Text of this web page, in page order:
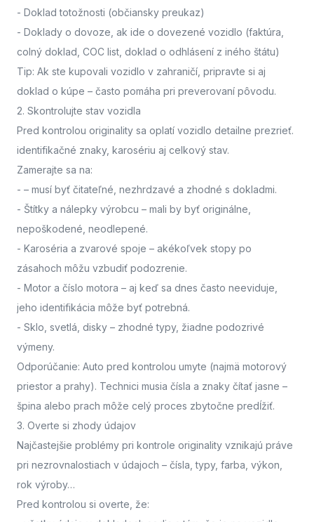
- Doklad totožnosti (občiansky preukaz)
- Doklady o dovoze, ak ide o dovezené vozidlo (faktúra,
colný doklad, COC list, doklad o odhlásení z iného štátu)
Tip: Ak ste kupovali vozidlo v zahraničí, pripravte si aj
doklad o kúpe – často pomáha pri preverovaní pôvodu.
2. Skontrolujte stav vozidla
Pred kontrolou originality sa oplatí vozidlo detailne prezrieť.
identifikačné znaky, karosériu aj celkový stav.
Zamerajte sa na:
- – musí byť čitateľné, nezhrdzavé a zhodné s dokladmi.
- Štítky a nálepky výrobcu – mali by byť originálne,
nepoškodené, neodlepené.
- Karoséria a zvarové spoje – akékoľvek stopy po
zásahoch môžu vzbudiť podozrenie.
- Motor a číslo motora – aj keď sa dnes často neeviduje,
jeho identifikácia môže byť potrebná.
- Sklo, svetlá, disky – zhodné typy, žiadne podozrivé
výmeny.
Odporúčanie: Auto pred kontrolou umyte (najmä motorový
priestor a prahy). Technici musia čísla a znaky čítať jasne –
špina alebo prach môže celý proces zbytočne predĺžiť.
3. Overte si zhody údajov
Najčastejšie problémy pri kontrole originality vznikajú práve
pri nezrovnalostiach v údajoch – čísla, typy, farba, výkon,
rok výroby…
Pred kontrolou si overte, že: